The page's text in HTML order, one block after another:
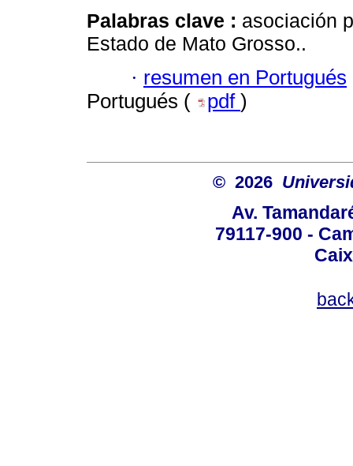
Palabras clave : asociación
Estado de Mato Grosso..
· resumen en Portugués
Portugués (
pdf )
© 2026
Av.
79117-900 -